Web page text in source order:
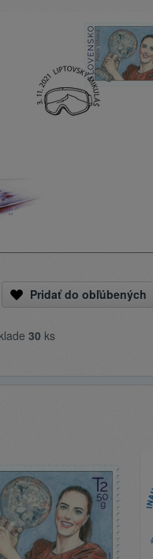
Pridať do obľúbených
30 ks